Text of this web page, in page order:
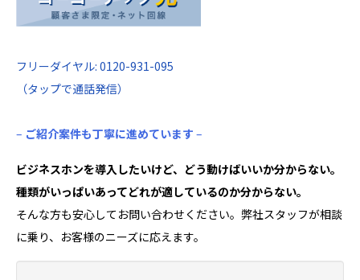
フリーダイヤル: 0120-931-095
（タップで通話発信）
– ご紹介案件も丁寧に進めています –
ビジネスホンを導入したいけど、どう動けばいいか分からない。
種類がいっぱいあってどれが適しているのか分からない。
そんな方も安心してお問い合わせください。弊社スタッフが相談
に乗り、お客様のニーズに応えます。